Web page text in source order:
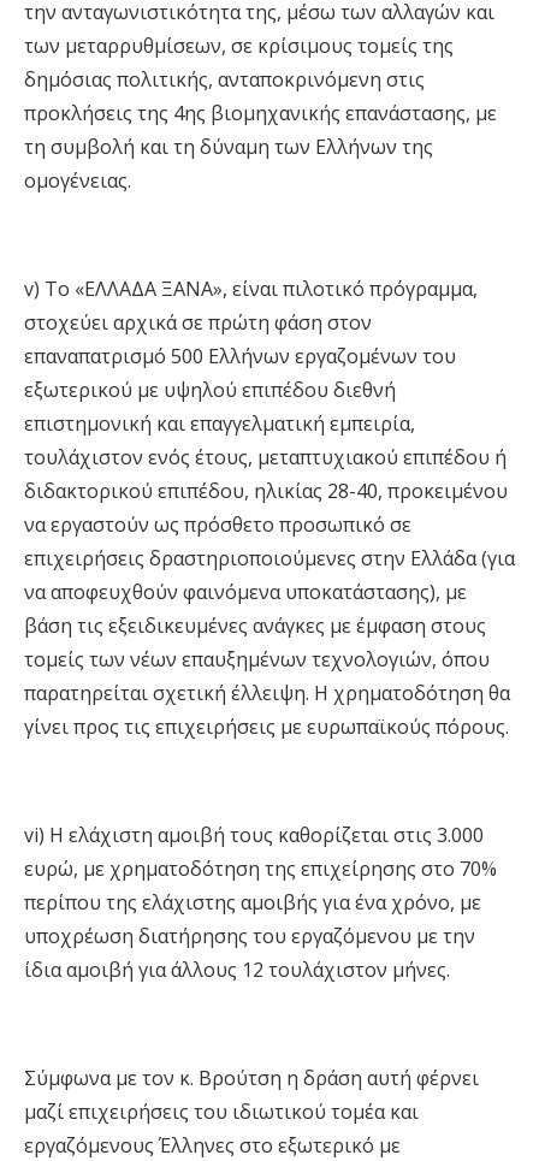
την ανταγωνιστικότητα της, μέσω των αλλαγών και
των μεταρρυθμίσεων, σε κρίσιμους τομείς της
δημόσιας πολιτικής, ανταποκρινόμενη στις
προκλήσεις της 4ης βιομηχανικής επανάστασης, με
τη συμβολή και τη δύναμη των Ελλήνων της
ομογένειας.
v) To «ΕΛΛΑΔΑ ΞΑΝΑ», είναι πιλοτικό πρόγραμμα,
στοχεύει αρχικά σε πρώτη φάση στον
επαναπατρισμό 500 Ελλήνων εργαζομένων του
εξωτερικού με υψηλού επιπέδου διεθνή
επιστημονική και επαγγελματική εμπειρία,
τουλάχιστον ενός έτους, μεταπτυχιακού επιπέδου ή
διδακτορικού επιπέδου, ηλικίας 28-40, προκειμένου
να εργαστούν ως πρόσθετο προσωπικό σε
επιχειρήσεις δραστηριοποιούμενες στην Ελλάδα (για
να αποφευχθούν φαινόμενα υποκατάστασης), με
βάση τις εξειδικευμένες ανάγκες με έμφαση στους
τομείς των νέων επαυξημένων τεχνολογιών, όπου
παρατηρείται σχετική έλλειψη. Η χρηματοδότηση θα
γίνει προς τις επιχειρήσεις με ευρωπαϊκούς πόρους.
vi) Η ελάχιστη αμοιβή τους καθορίζεται στις 3.000
ευρώ, με χρηματοδότηση της επιχείρησης στο 70%
περίπου της ελάχιστης αμοιβής για ένα χρόνο, με
υποχρέωση διατήρησης του εργαζόμενου με την
ίδια αμοιβή για άλλους 12 τουλάχιστον μήνες.
Σύμφωνα με τον κ. Βρούτση η δράση αυτή φέρνει
μαζί επιχειρήσεις του ιδιωτικού τομέα και
εργαζόμενους Έλληνες στο εξωτερικό με